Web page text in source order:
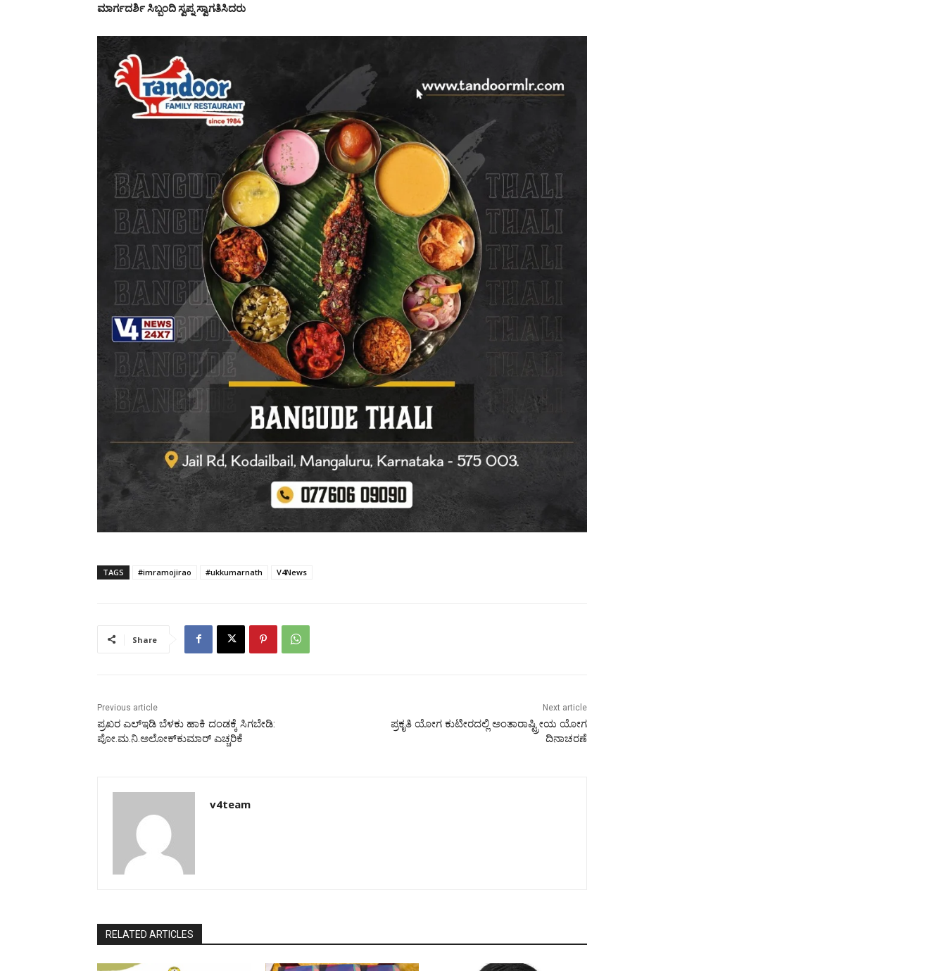
ಮಾರ್ಗದರ್ಶಿ ಸಿಬ್ಬಂದಿ ಸ್ವಪ್ನ ಸ್ವಾಗತಿಸಿದರು
TAGS #imramojirao #ukkumarnath V4News
Share
Previous article
ಪ್ರಖರ ಎಲ್‌ಇಡಿ ಬೆಳಕು ಹಾಕಿ ದಂಡಕ್ಕೆ ಸಿಗಬೇಡಿ:
ಪೋ.ಮ.ನಿ.ಅಲೋಕ್‌ಕುಮಾರ್ ಎಚ್ಚರಿಕೆ
Next article
ಪ್ರಕೃತಿ ಯೋಗ ಕುಟೀರದಲ್ಲಿ ಅಂತಾರಾಷ್ಟ್ರೀಯ ಯೋಗ
ದಿನಾಚರಣೆ
v4team
RELATED ARTICLES